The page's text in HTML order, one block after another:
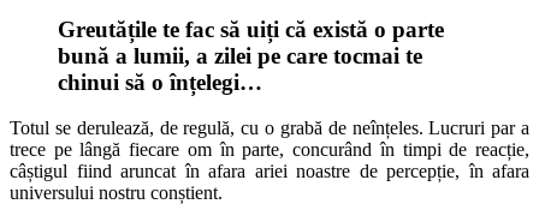
Greutățile te fac să uiți că există o parte
bună a lumii, a zilei pe care tocmai te
chinui să o înțelegi…
Totul se derulează, de regulă, cu o grabă de neînțeles. Lucruri par a
trece pe lângă fiecare om în parte, concurând în timpi de reacție,
câștigul fiind aruncat în afara ariei noastre de percepție, în afara
universului nostru conștient.